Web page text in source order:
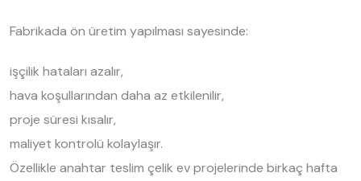
Fabrikada ön üretim yapılması sayesinde:
işçilik hataları azalır,
hava koşullarından daha az etkilenilir,
proje süresi kısalır,
maliyet kontrolü kolaylaşır.
Özellikle anahtar teslim çelik ev projelerinde birkaç hafta